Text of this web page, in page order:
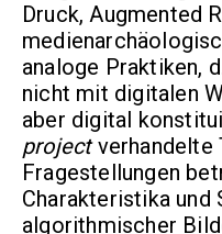
Druck, Augmented
analoge Praktiken,
nicht mit digitalen
aber digital
project verhandelte
Fragestellungen
Charakteristika
algorithmischer